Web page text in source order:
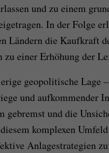
und zu einem
In der Folge
Ländern die Kaufkraft
zu einer Erhöhung der
geopolitische Lage
und aufkommender
gebremst und die
komplexen
Anlagestrategien